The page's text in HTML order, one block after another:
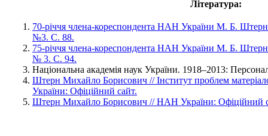
Література:
70-річчя члена-кореспондента НАН України М. Б.
№3. С. 88.
75-річчя члена-кореспондента НАН України М. Б.
№ 3. С. 94.
Національна академія наук України. 1918–2013:
Штерн Михайло Борисович // Інститут проблем
України: Офіційний сайт.
Штерн Михайло Борисович // НАН України: Офіційний